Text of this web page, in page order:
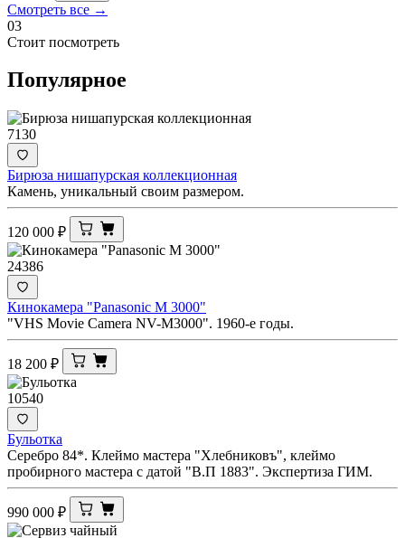
Смотреть все →
03
Стоит посмотреть
Популярное
7130
Бирюза нишапурская коллекционная
Камень, уникальный своим размером.
120 000 ₽
24386
Кинокамера "Panasonic M 3000"
"VHS Movie Camera NV-M3000". 1960-е годы.
18 200 ₽
10540
Бульотка
Серебро 84*. Клеймо мастера "Хлебниковъ", клеймо
пробирного мастера с датой "В.П 1883". Экспертиза ГИМ.
990 000 ₽